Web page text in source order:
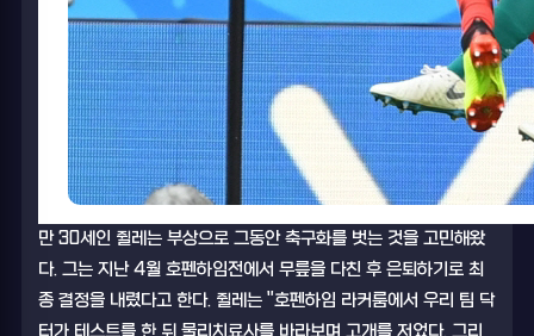
만 30세인 쥘레는 부상으로 그동안 축구화를 벗는 것을 고민해왔
다. 그는 지난 4월 호펜하임전에서 무릎을 다친 후 은퇴하기로 최
종 결정을 내렸다고 한다. 쥘레는 "호펜하임 라커룸에서 우리 팀 닥
터가 테스트를 한 뒤 물리치료사를 바라보며 고개를 저었다. 그리